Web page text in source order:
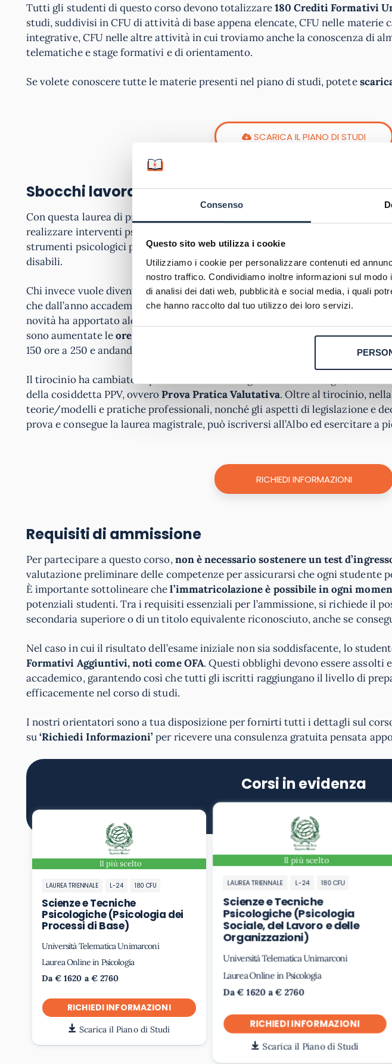
Consenso
Questo sito web utilizza i cookie
Utilizziamo i cookie per personalizzare contenuti ed
nostro traffico. Condividiamo inoltre informazioni sul
di analisi dei dati web, pubblicità e social media, i quali
che hanno raccolto dal tuo utilizzo dei loro servizi.
Tutti gli studenti di questo corso devono totalizzare180 Crediti Formativi
studi, suddivisi in CFU di attività di base appena elencate, CFU nelle
integrative, CFU nelle altre attività in cui troviamo anche la conoscenza di
telematiche e stage formativi e di orientamento.
Se volete conoscere tutte le materie presenti nel piano di studi, potete
SCARICA IL PIANO DI STUDI
Sbocchi lavorativi
Con questa laurea di primo livello gli studenti possono
realizzare interventi psico-educativi, usare strumenti psicologici per la
strumenti psicologici per far recuperare competenze di tipo cognitivo,
disabili.
Chi invece vuole diventare Psicologo ed esercitare la professionedeve
che dall’anno accademico 2023/2024 è diventata abilitante e ha sostituito il
novità ha apportato alcune modifiche anche nella triennale in Scienze e
sono aumentate leore di tirocinio
(che inoltre ha cambiato nome in TPV,
150 ore a 250 e andando a valere 10 CFU invece di 6.
Il tirocinio ha cambiato aspetto anche nella magistrale in Psicologia, andando
della cosiddetta PPV, ovveroProva Pratica Valutativa. Oltre al tirocinio,
teorie/modelli e pratiche professionali, nonché gli aspetti di legislazione e
prova e consegue la laurea magistrale, può iscriversi all’Albo ed esercitare a
RICHIEDI INFORMAZIONI
Requisiti di ammissione
Per partecipare a questo corso,non è necessario sostenere un test
valutazione preliminare delle competenze per assicurarsi che ogni studente
È importante sottolineare chel’immatricolazione è possibile in ogni
potenziali studenti. Tra i requisiti essenziali per l’ammissione, si richiede il
secondaria superiore o di un titolo equivalente riconosciuto, anche se
Nel caso in cui il risultato dell’esame iniziale non sia soddisfacente, lo
Formativi Aggiuntivi, noti come OFA. Questi obblighi devono essere assolti
accademico, garantendo così che tutti gli iscritti raggiungano il livello di
efficacemente nel corso di studi.
I nostri orientatori sono a tua disposizione per fornirti tutti i dettagli sul
su‘Richiedi Informazioni’per ricevere una consulenza gratuita pensata
Corsi in evidenza
Il più scelto
LAUREA TRIENNALE L-24 180 CFU
Scienze e Tecniche
Psicologiche (Psicologia dei
Processi di Base)
Università Telematica Unimarconi
Laurea Online in Psicologia
Da € 1620 a € 2760
RICHIEDI INFORMAZIONI
Scarica il Piano di Studi
Il più scelto
LAUREA TRIENNALE L-24 180 CFU
Scienze e Tecniche
Psicologiche (Psicologia
Sociale, del Lavoro e delle
Organizzazioni)
Università Telematica Unimarconi
Laurea Online in Psicologia
Da € 1620 a € 2760
RICHIEDI INFORMAZIONI
Scarica il Piano di Studi